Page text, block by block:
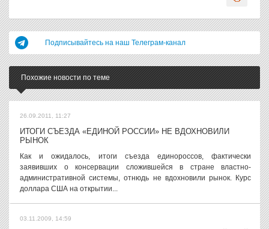
Подписывайтесь на наш Телеграм-канал
Похожие новости по теме
26.09.2011, 11:27
ИТОГИ СЪЕЗДА «ЕДИНОЙ РОССИИ» НЕ ВДОХНОВИЛИ
РЫНОК
Как и ожидалось, итоги съезда единороссов, фактически
заявивших о консервации сложившейся в стране властно-
административной системы, отнюдь не вдохновили рынок. Курс
доллара США на открытии...
03.11.2009, 14:59